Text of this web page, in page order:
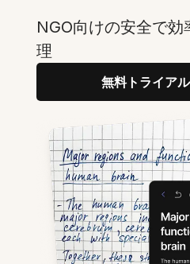
NGO向けの安全で効
理
無料トライア